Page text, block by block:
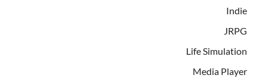
Indie
JRPG
Life Simulation
Media Player